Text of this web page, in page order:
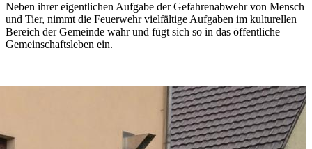
Neben ihrer eigentlichen Aufgabe der Gefahrenabwehr von Mensch
und Tier, nimmt die Feuerwehr vielfältige Aufgaben im kulturellen
Bereich der Gemeinde wahr und fügt sich so in das öffentliche
Gemeinschaftsleben ein.